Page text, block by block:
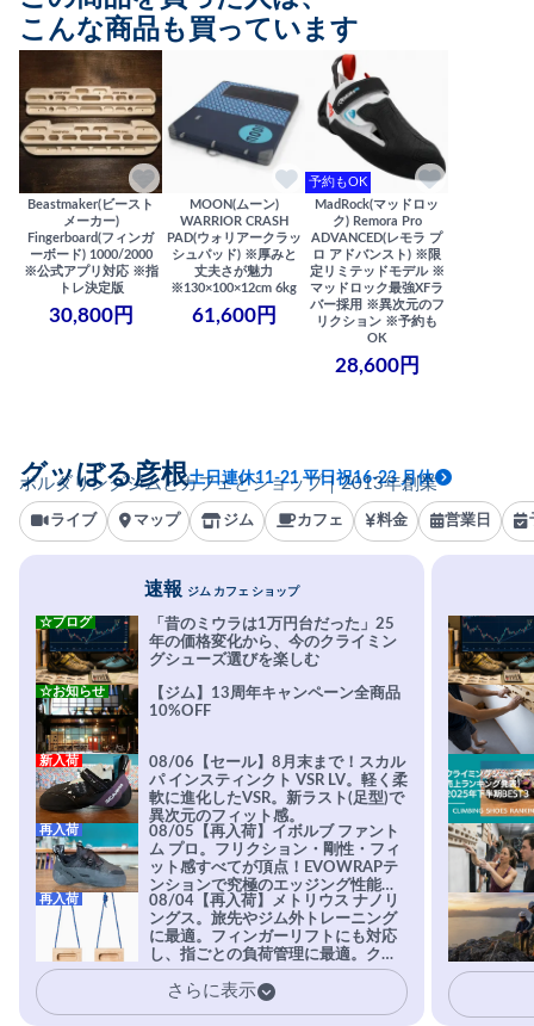
こんな商品も買っています
Beastmaker(ビースト
メーカー)
Fingerboard(フィンガ
ーボード) 1000/2000
※公式アプリ対応 ※指
トレ決定版
30,800円
MOON(ムーン)
WARRIOR CRASH
PAD(ウォリアークラッ
シュパッド) ※厚みと
丈夫さが魅力
※130×100×12cm 6kg
61,600円
予約もOK
MadRock(マッドロッ
ク) Remora Pro
ADVANCED(レモラ プ
ロ アドバンスト) ※限
定リミテッドモデル ※
マッドロック最強XFラ
バー採用 ※異次元のフ
リクション ※予約も
OK
28,600円
ボルダリングジムとカフェとショップ｜2013年創業
グッぼる彦根土日連休11-21 平日祝16-23 月休
ライブ マップ ジム カフェ 料金 営業日
速報 ジム カフェ ショップ
「昔のミウラは1万円台だった」25
年の価格変化から、今のクライミン
グシューズ選びを楽しむ
☆ブログ
【ジム】13周年キャンペーン全商品
10%OFF
☆お知らせ
08/06【セール】8月末まで！スカル
パ インスティンクト VSR LV。軽く柔
軟に進化したVSR。新ラスト(足型)で
異次元のフィット感。
新入荷
08/05【再入荷】イボルブ ファント
ム プロ。フリクション・剛性・フィ
ット感すべてが頂点！EVOWRAPテ
ンションで究極のエッジング性能を
実現。進化系ラバーEvo-74はTRAX
を凌駕する粘着力で極小ホールドに
安心感。
再入荷
08/04【再入荷】メトリウス ナノリ
ングス。旅先やジム外トレーニング
に最適。フィンガーリフトにも対応
し、指ごとの負荷管理に最適。クラ
イマーの指を本気で鍛えるギア。
再入荷
さらに表示